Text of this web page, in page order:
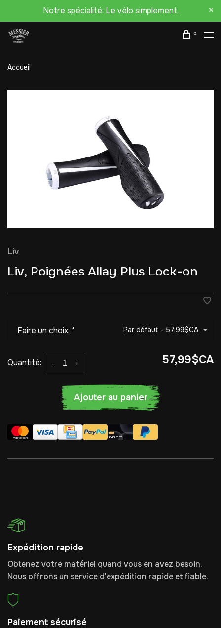
Notre spécialité: Le vélo simplement.
0
Accueil
Liv
Liv, Poignées Allay Plus Lock-on
Faire un choix: * Par défaut - 57,99$CA
Quantité: +
- 57,99$CA
Ajouter au panier
Expédition rapide
Obtenez votre matériel quand vous en avez besoin.
Nous offrons un service d'expédition rapide et fiable.
Paiement sécurisé